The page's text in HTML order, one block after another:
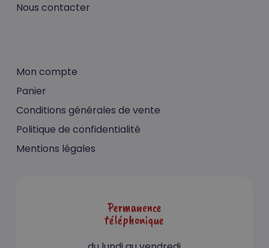
Nous contacter
Mon compte
Panier
Conditions générales de vente
Politique de confidentialité
Mentions légales
Permanence
téléphonique